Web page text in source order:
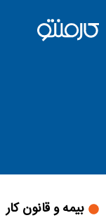
بیمه و قانون کار